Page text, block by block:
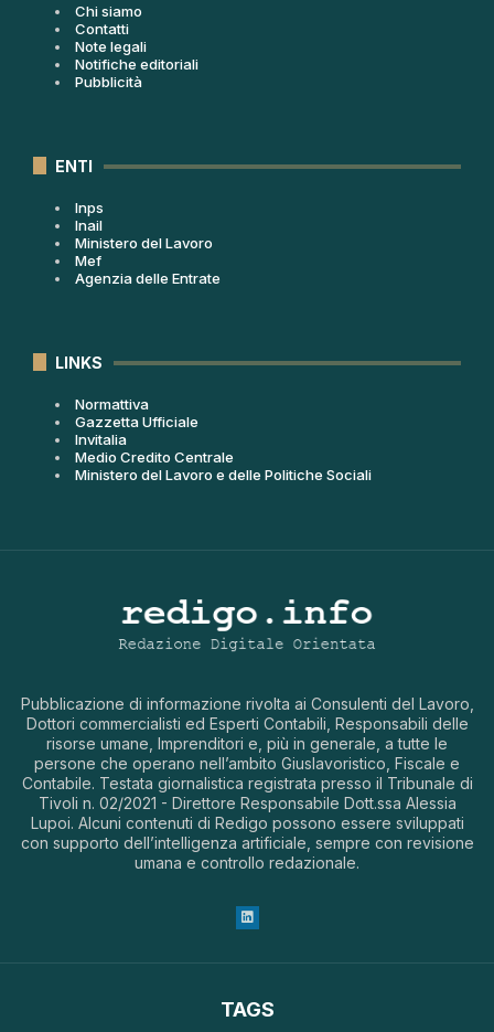
Chi siamo
Contatti
Note legali
Notifiche editoriali
Pubblicità
ENTI
Inps
Inail
Ministero del Lavoro
Mef
Agenzia delle Entrate
LINKS
Normattiva
Gazzetta Ufficiale
Invitalia
Medio Credito Centrale
Ministero del Lavoro e delle Politiche Sociali
Pubblicazione di informazione rivolta ai Consulenti del Lavoro,
Dottori commercialisti ed Esperti Contabili, Responsabili delle
risorse umane, Imprenditori e, più in generale, a tutte le
persone che operano nell’ambito Giuslavoristico, Fiscale e
Contabile. Testata giornalistica registrata presso il Tribunale di
Tivoli n. 02/2021 - Direttore Responsabile Dott.ssa Alessia
Lupoi. Alcuni contenuti di Redigo possono essere sviluppati
con supporto dell’intelligenza artificiale, sempre con revisione
umana e controllo redazionale.
TAGS